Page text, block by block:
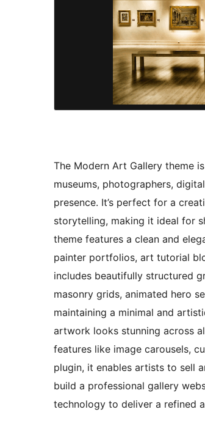
The Modern Art Gallery theme
museums, photographers,
presence. It’s perfect for a
storytelling, making it ideal for
theme features a clean and
painter portfolios, art tutorial
includes beautifully structured
masonry grids, animated hero
maintaining a minimal and
artwork looks stunning across
features like image carousels,
plugin, it enables artists to sell
build a professional gallery
technology to deliver a refined